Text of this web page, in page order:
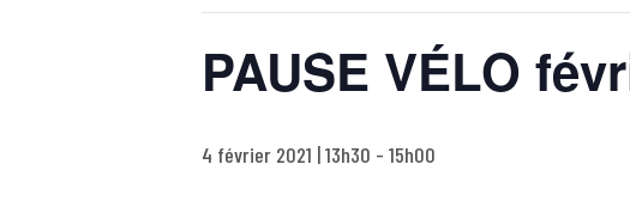
PAUSE VÉLO
4 février 2021 | 13h30 - 15h00